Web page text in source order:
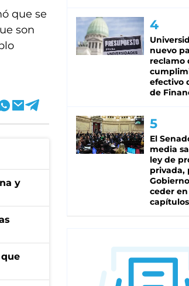
que se
son
y
nuevo
reclamo
efectivo
de
El
media
ley de
privada,
ceder
capítulos